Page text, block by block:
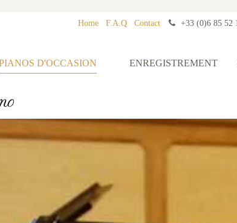
+33 (0)6 85 52
Home F.A.Q Contact
D'OCCASION ENREGISTREMENT